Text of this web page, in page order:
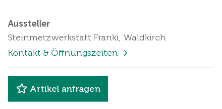
Aussteller
Steinmetzwerkstatt Franki, Waldkirch
Kontakt & Öffnungszeiten
Artikel anfragen